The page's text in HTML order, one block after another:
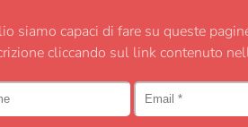
siamo capaci di fare su queste
cliccando sul link contenuto